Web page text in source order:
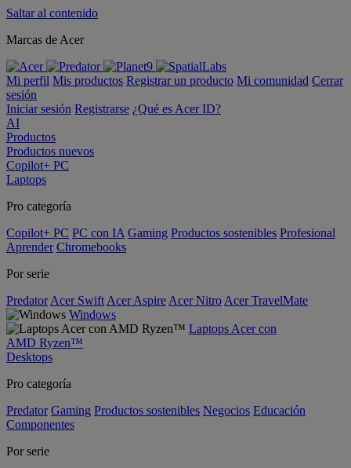
Saltar al contenido
Marcas de Acer
Mi perfil Mis productos Registrar un producto Mi comunidad Cerrar
sesión
Iniciar sesión Registrarse ¿Qué es Acer ID?
AI
Productos
Productos nuevos
Copilot+ PC
Laptops
Pro categoría
Copilot+ PC PC con IA Gaming Productos sostenibles Profesional
Aprender Chromebooks
Por serie
Predator Acer Swift Acer Aspire Acer Nitro Acer TravelMate
Windows
Laptops Acer con
AMD Ryzen™
Desktops
Pro categoría
Predator Gaming Productos sostenibles Negocios Educación
Componentes
Por serie